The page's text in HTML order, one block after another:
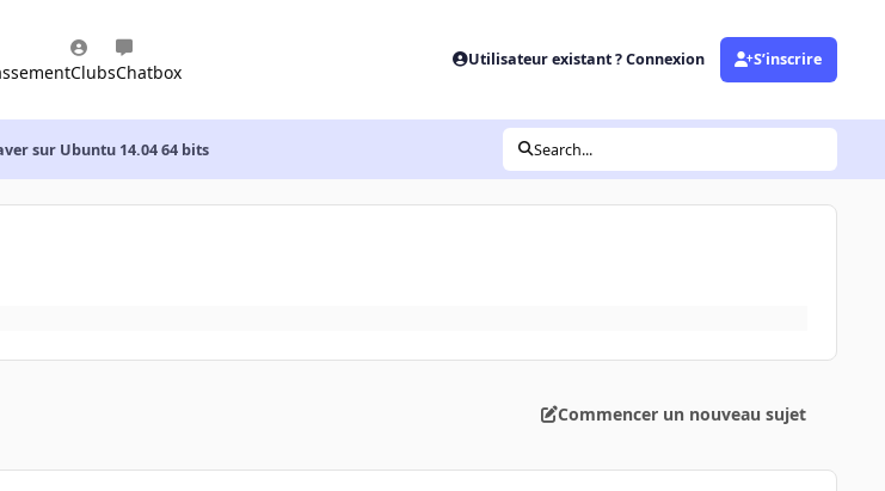
ClubsChatbox
Utilisateur existant ? Connexion S’inscrire
sur Ubuntu 14.04 64 bits Search...
Commencer un nouveau sujet